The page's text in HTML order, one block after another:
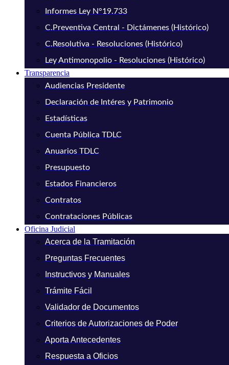
Informes Ley N°19.733
C.Preventiva Central - Dictámenes (Histórico)
C.Resolutiva - Resoluciones (Histórico)
Ley Antimonopolio - Resoluciones (Histórico)
Transparencia
Audiencias Presidente
Declaración de Intéres y Patrimonio
Estadísticas
Cuenta Pública TDLC
Anuarios TDLC
Presupuesto
Estados Financieros
Contratos
Contrataciones Públicas
Oficina Judicial
Acerca de la Tramitación
Preguntas Frecuentes
Instructivos y Manuales
Trámite Fácil
Validador de Documentos
Criterios de Autorizaciones de Poder
Aporta Antecedentes
Respuesta a Oficios